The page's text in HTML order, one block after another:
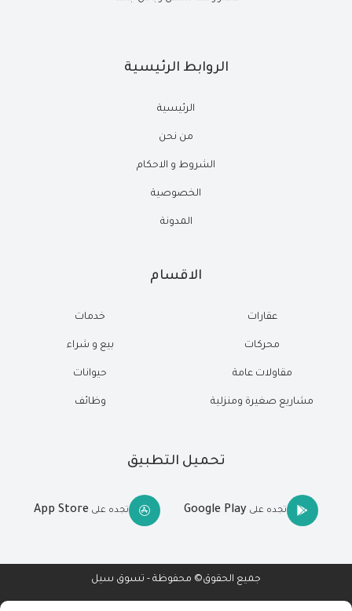
الروابط الرئيسية
الرئيسية
من نحن
الشروط و الاحكام
الخصوصية
المدونة
الاقسام
عقارات
محركات
مقاولات عامة
مشاريع صغيرة ومنزلية
خدمات
بيع و شراء
حيوانات
وظائف
تحميل التطبيق
تجده على Google Play تجده على App Store
جميع الحقوق© محفوظة - تسوق سيل